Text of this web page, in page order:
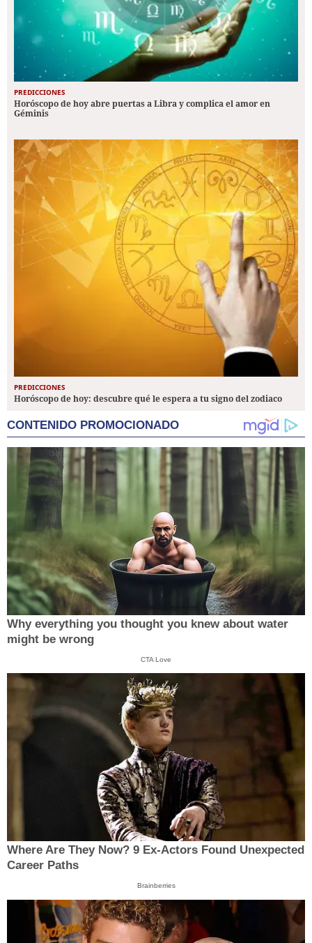
PREDICCIONES
Horóscopo de hoy abre puertas a Libra y complica el amor en
Géminis
PREDICCIONES
Horóscopo de hoy: descubre qué le espera a tu signo del zodiaco
CONTENIDO PROMOCIONADO
Why everything you thought you knew about water
might be wrong
CTA Love
Where Are They Now? 9 Ex-Actors Found Unexpected
Career Paths
Brainberries